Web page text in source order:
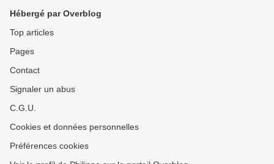
Hébergé par Overblog
Top articles
Pages
Contact
Signaler un abus
C.G.U.
Cookies et données personnelles
Préférences cookies